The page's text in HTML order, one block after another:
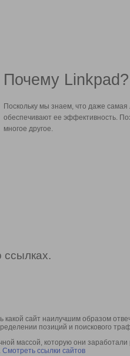
Почему Linkpad?
Поскольку мы знаем, что даже
обеспечивают ее эффективность.
многое другое.
сайт наилучшим образом
позиций и поискового
массой, которую они
Смотреть ссылки сайтов